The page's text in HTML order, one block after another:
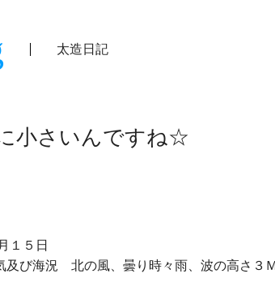
太造日記
小さいんですね☆
及び海況　北の風、曇り時々雨、波の高さ３